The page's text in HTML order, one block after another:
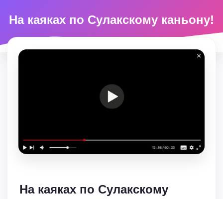
На каяках по Сулакскому каньону!
На каяках по Сулакскому